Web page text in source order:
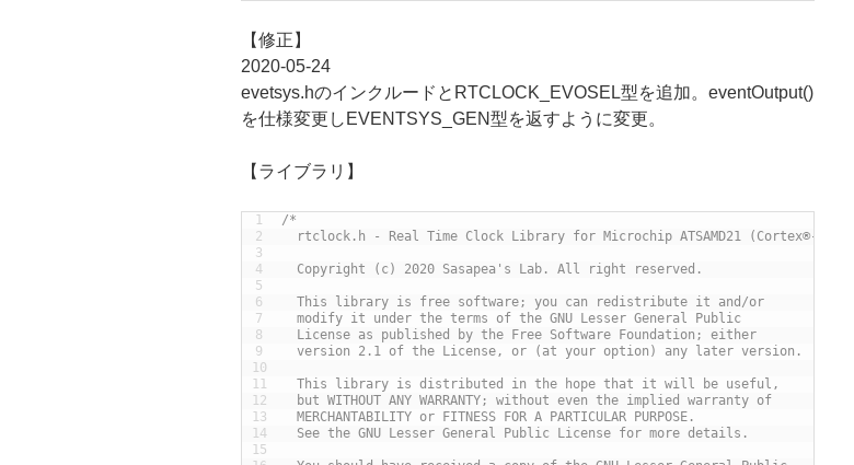
【修正】
2020-05-24
evetsys.hのインクルードとRTCLOCK_EVOSEL型を追加。eventOutput()
を仕様変更しEVENTSYS_GEN型を返すように変更。
【ライブラリ】
1
2
3
4
5
6
7
8
9
10
11
12
13
14
15
/*
rtclock.h - Real Time Clock Library for Microchip ATSAMD21 (Cortex®-M0+)
Copyright (c) 2020 Sasapea's Lab. All right reserved.
This library is free software; you can redistribute it and/or
modify it under the terms of the GNU Lesser General Public
License as published by the Free Software Foundation; either
version 2.1 of the License, or (at your option) any later version.
This library is distributed in the hope that it will be useful,
but WITHOUT ANY WARRANTY; without even the implied warranty of
MERCHANTABILITY or FITNESS FOR A PARTICULAR PURPOSE.
See the GNU Lesser General Public License for more details.